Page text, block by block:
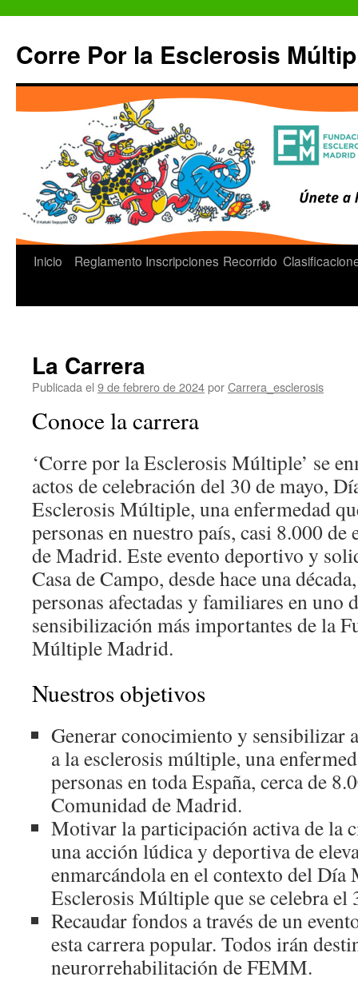
contenido
Corre Por la Esclerosis
Inicio Reglamento Inscripciones Recorrido
La Carrera
Publicada el 9 de febrero de 2024porCarrera_esclerosis
Conoce la carrera
‘Corre por la Esclerosis Múltiple’ se
actos de celebración del 30 de mayo,
Esclerosis Múltiple, una enfermedad
personas en nuestro país, casi 8.000
de Madrid. Este evento deportivo y
Casa de Campo, desde hace una
personas afectadas y familiares en uno
sensibilización más importantes de la
Múltiple Madrid.
Nuestros objetivos
Generar conocimiento y sensibilizar
a la esclerosis múltiple, una
personas en toda España, cerca de
Comunidad de Madrid.
Motivar la participación activa de la
una acción lúdica y deportiva de
enmarcándola en el contexto del Día
Esclerosis Múltiple que se celebra el
Recaudar fondos a través de un
esta carrera popular. Todos irán
neurorrehabilitación de FEMM.